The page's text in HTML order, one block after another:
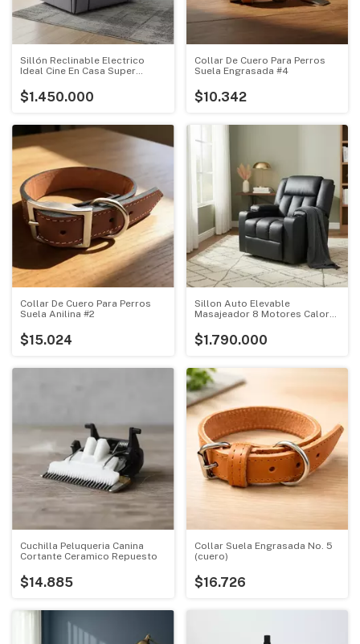
Sillón Reclinable Electrico
Ideal Cine En Casa Super
$1.450.000
Collar De Cuero Para Perros
Suela Engrasada #4
$10.342
Collar De Cuero Para Perros
Suela Anilina #2
$15.024
Sillon Auto Elevable
Masajeador 8 Motores Calor
$1.790.000
Cuchilla Peluqueria Canina
Cortante Ceramico Repuesto
$14.885
Collar Suela Engrasada No. 5
(cuero)
$16.726